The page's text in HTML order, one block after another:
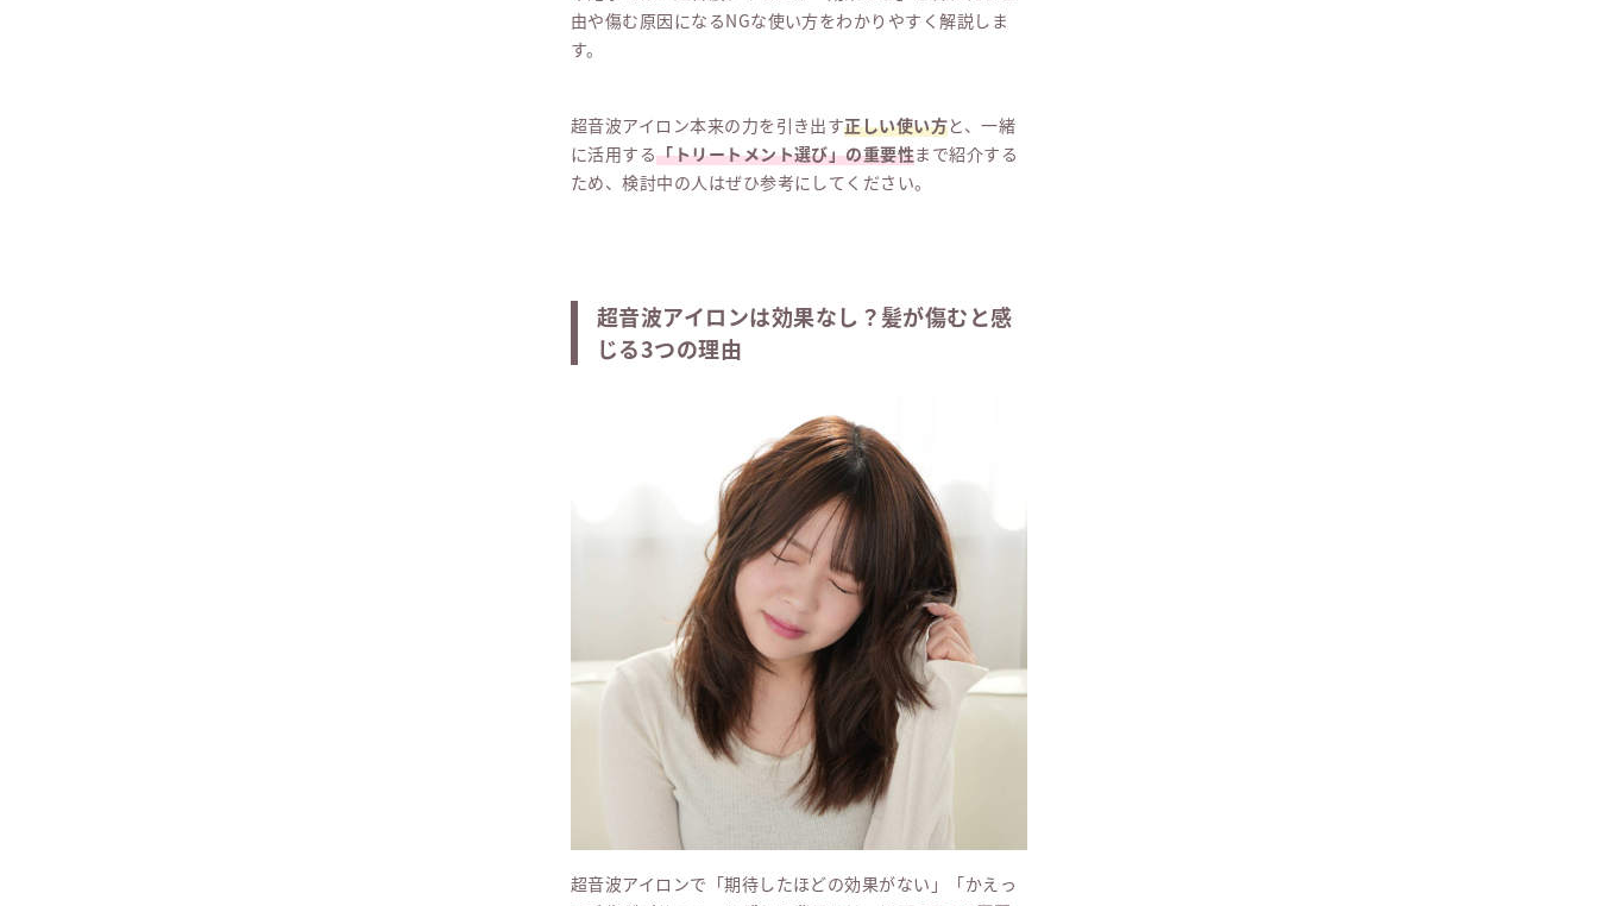
由や傷む原因になるNGな使い方をわかりやすく解説しま
す。
超音波アイロン本来の力を引き出す正しい使い方と、一緒
に活用する「トリートメント選び」の重要性まで紹介する
ため、検討中の人はぜひ参考にしてください。
超音波アイロンは効果なし？髪が傷むと感
じる3つの理由
超音波アイロンで「期待したほどの効果がない」「かえっ